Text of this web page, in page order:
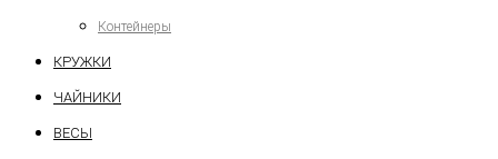
Контейнеры
КРУЖКИ
ЧАЙНИКИ
ВЕСЫ